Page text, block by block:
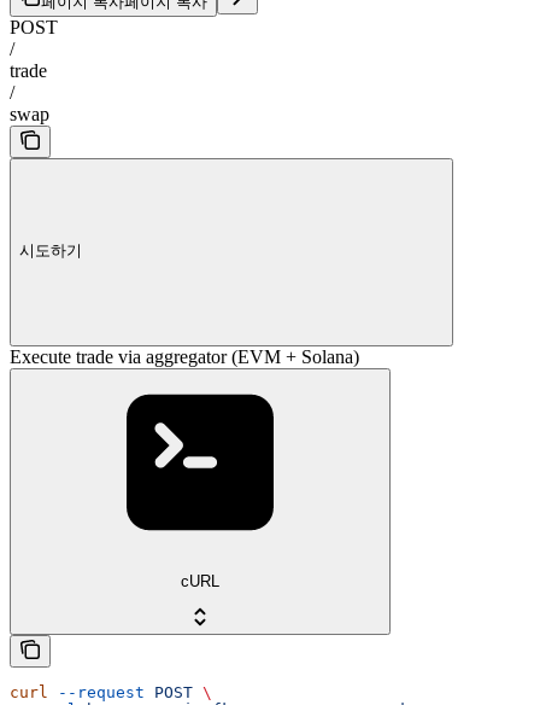
POST
/
trade
/
swap
시도하기
Execute trade via aggregator (EVM + Solana)
cURL
curl --request POST \